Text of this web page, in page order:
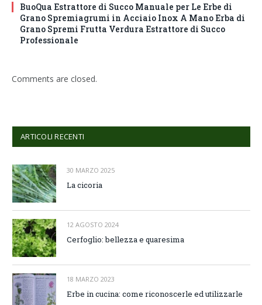
BuoQua Estrattore di Succo Manuale per Le Erbe di
Grano Spremiagrumi in Acciaio Inox A Mano Erba di
Grano Spremi Frutta Verdura Estrattore di Succo
Professionale
Comments are closed.
ARTICOLI RECENTI
30 MARZO 2025
La cicoria
12 AGOSTO 2024
Cerfoglio: bellezza e quaresima
18 MARZO 2023
Erbe in cucina: come riconoscerle ed utilizzarle